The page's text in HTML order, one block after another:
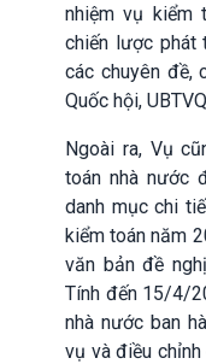
nhiệm vụ kiểm
chiến lược phát
các chuyên đề,
Quốc hội,
Ngoài ra, Vụ
toán nhà nước
danh mục chi
kiểm toán năm
văn bản đề
Tính đến 15/4/
nhà nước ban
vụ và điều